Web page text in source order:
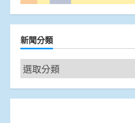
新聞分類
新
聞
分